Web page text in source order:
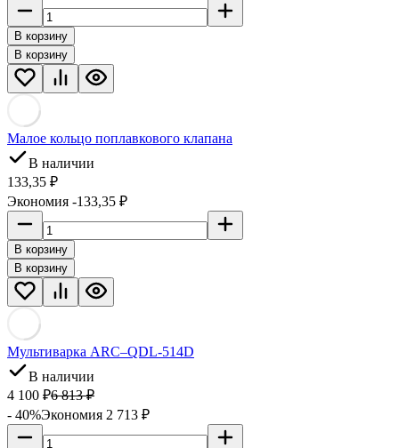
В корзину
В корзину
Малое кольцо поплавкового клапана
В наличии
133,35 ₽
Экономия -133,35 ₽
В корзину
В корзину
Мультиварка ARC–QDL-514D
В наличии
4 100 ₽6 813₽
- 40%Экономия 2 713 ₽